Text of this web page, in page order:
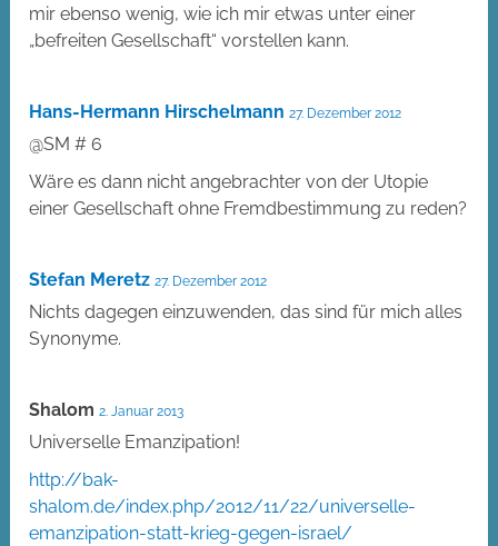
mir ebenso wenig, wie ich mir etwas unter einer
„befreiten Gesellschaft“ vorstellen kann.
Hans-Hermann Hirschelmann 27. Dezember 2012
@SM # 6
Wäre es dann nicht angebrachter von der Utopie
einer Gesellschaft ohne Fremdbestimmung zu reden?
Stefan Meretz 27. Dezember 2012
Nichts dagegen einzuwenden, das sind für mich alles
Synonyme.
Shalom 2. Januar 2013
Universelle Emanzipation!
http://bak-
shalom.de/index.php/2012/11/22/universelle-
emanzipation-statt-krieg-gegen-israel/